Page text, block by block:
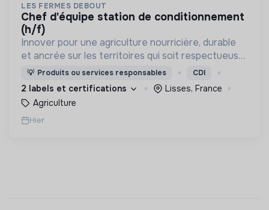
LES FERMES DEBOUT
chef d'équipe station de conditionnement
(h/f)
Innover pour une agriculture nourricière, durable
et ancrée sur les territoires qui soit respectueuse
de l'humain et des écosystèmes
💡 Produits ou services responsables CDI
2 labels et certifications
Lisses, France
Agriculture
Hier